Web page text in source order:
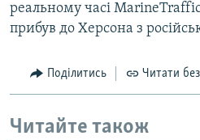
реальному часі
прибув до Херсона з
Поділитись Читати
Читайте також